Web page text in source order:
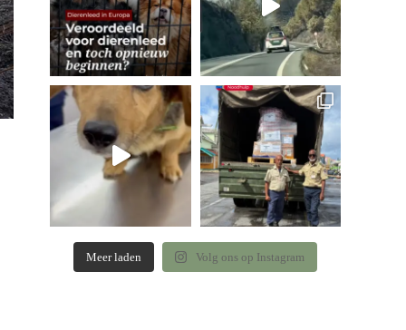
Meer laden Volg ons op Instagram